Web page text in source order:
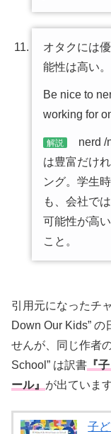
オタクには
能性は高い。
Be nice to
working for
解説
nerd /
は豊富だけ
ング。学生
も、会社で
可能性が高
こと。
引用元になったチ
Down Our Kids”
せんが、同じ作者
School” は訳書 『
ール』 が出ています
子